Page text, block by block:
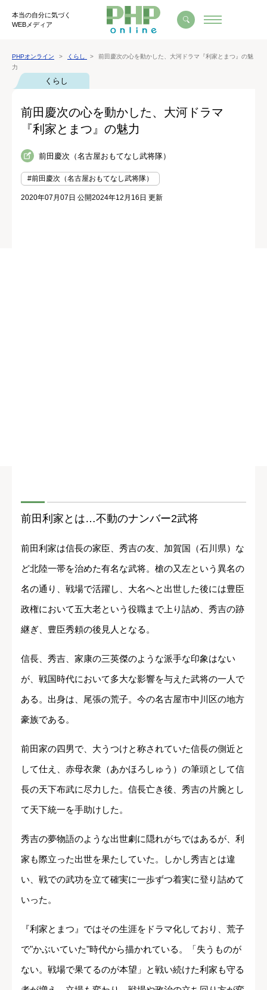
本当の自分に気づく
WEBメディア
PHPオンライン くらし
前田慶次の心を動かした、大河ドラマ『利家とまつ』の魅
力
くらし
前田慶次の心を動かした、大河ドラマ
『利家とまつ』の魅力
前田慶次（名古屋おもてなし武将隊）
#前田慶次（名古屋おもてなし武将隊）
2020年07月07日 公開2024年12月16日 更新
前田利家とは…不動のナンバー2武将
前田利家は信長の家臣、秀吉の友、加賀国（石川県）な
ど北陸一帯を治めた有名な武将。槍の又左という異名の
名の通り、戦場で活躍し、大名へと出世した後には豊臣
政権において五大老という役職まで上り詰め、秀吉の跡
継ぎ、豊臣秀頼の後見人となる。
信長、秀吉、家康の三英傑のような派手な印象はない
が、戦国時代において多大な影響を与えた武将の一人で
ある。出身は、尾張の荒子。今の名古屋市中川区の地方
豪族である。
前田家の四男で、大うつけと称されていた信長の側近と
して仕え、赤母衣衆（あかほろしゅう）の筆頭として信
長の天下布武に尽力した。信長亡き後、秀吉の片腕とし
て天下統一を手助けした。
秀吉の夢物語のような出世劇に隠れがちではあるが、利
家も際立った出世を果たしていた。しかし秀吉とは違
い、戦での武功を立て確実に一歩ずつ着実に登り詰めて
いった。
『利家とまつ』ではその生涯をドラマ化しており、荒子
で"かぶいていた"時代から描かれている。「失うものが
ない。戦場で果てるのが本望」と戦い続けた利家も守る